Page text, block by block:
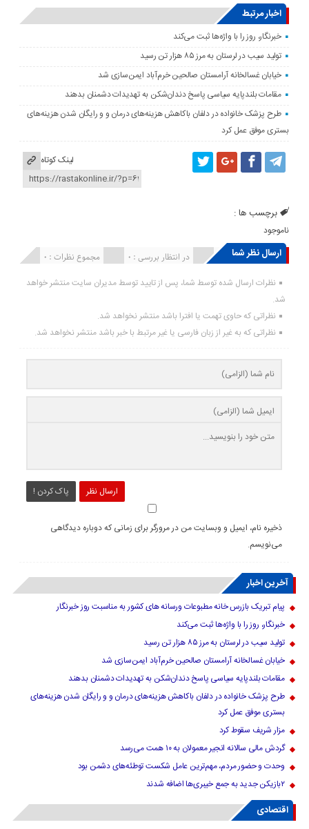
اخبار مرتبط
خبرنگار، روز را با واژه‌ها ثبت می‌کند
تولید سیب در لرستان به مرز ۸۵ هزار تن رسید
خیابان غسالخانه آرامستان صالحین خرم‌آباد ایمن‌سازی شد
مقامات بلندپایه سیاسی پاسخ دندان‌شکن به تهدیدات دشمنان بدهند
طرح پزشک خانواده در دلفان باکاهش هزینه‌های درمان و و رایگان شدن هزینه‌های
بستری موفق عمل کرد
لینک کوتاه
برچسب ها :
ناموجود
ارسال نظر شما مجموع نظرات : 0 در انتظار بررسی : 0 انتشار یافته : ۰
نظرات ارسال شده توسط شما، پس از تایید توسط مدیران سایت منتشر خواهد
شد.
نظراتی که حاوی تهمت یا افترا باشد منتشر نخواهد شد.
نظراتی که به غیر از زبان فارسی یا غیر مرتبط با خبر باشد منتشر نخواهد شد.
ارسال نظر پاک کردن !
ذخیره نام، ایمیل و وبسایت من در مرورگر برای زمانی که دوباره دیدگاهی
می‌نویسم.
آخرین اخبار
پیام تبریک بازرس خانه مطبوعات ورسانه های کشور به مناسبت روز خبرنگار
خبرنگار، روز را با واژه‌ها ثبت می‌کند
تولید سیب در لرستان به مرز ۸۵ هزار تن رسید
خیابان غسالخانه آرامستان صالحین خرم‌آباد ایمن‌سازی شد
مقامات بلندپایه سیاسی پاسخ دندان‌شکن به تهدیدات دشمنان بدهند
طرح پزشک خانواده در دلفان باکاهش هزینه‌های درمان و و رایگان شدن هزینه‌های
بستری موفق عمل کرد
مزار شریف سقوط کرد
گردش مالی سالانه انجیر معمولان به ۱۰ همت می‌رسد
وحدت و حضور مردم، مهم‌ترین عامل شکست توطئه‌های دشمن بود
۲بازیکن جدید به جمع خیبری‌ها اضافه شدند
اقتصادی